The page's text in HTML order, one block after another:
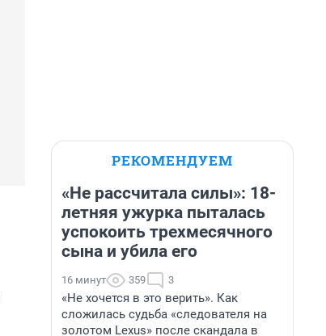
РЕКОМЕНДУЕМ
«Не рассчитала силы»: 18-
летняя ужурка пыталась
успокоить трехмесячного
сына и убила его
16 минут 359 3
«Не хочется в это верить». Как
сложилась судьба «следователя на
золотом Lexus» после скандала в